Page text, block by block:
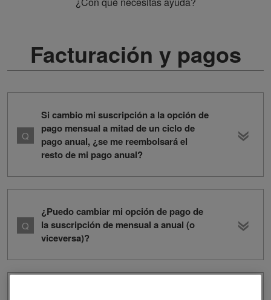
Facturación y pagos
Si cambio mi suscripción a la opción de
pago mensual a mitad de un ciclo de
pago anual, ¿se me reembolsará el
resto de mi pago anual?
¿Puedo cambiar mi opción de pago de
la suscripción de mensual a anual (o
viceversa)?